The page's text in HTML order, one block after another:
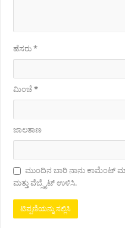
ಹೆಸರು*
ಮಿಂಚೆ*
ಜಾಲತಾಣ
ಮುಂದಿನ ಬಾರಿ ನಾನು ಕಾಮೆಂಟ್
ಮತ್ತು ವೆಬ್ಸೈಟ್ ಉಳಿಸಿ.